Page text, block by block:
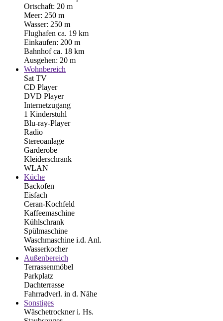
Ortschaft: 20 m
Meer: 250 m
Wasser: 250 m
Flughafen ca. 19 km
Einkaufen: 200 m
Bahnhof ca. 18 km
Ausgehen: 20 m
Wohnbereich
Sat TV
CD Player
DVD Player
Internetzugang
1 Kinderstuhl
Blu-ray-Player
Radio
Stereoanlage
Garderobe
Kleiderschrank
WLAN
Küche
Backofen
Eisfach
Ceran-Kochfeld
Kaffeemaschine
Kühlschrank
Spülmaschine
Waschmaschine i.d. Anl.
Wasserkocher
Außenbereich
Terrassenmöbel
Parkplatz
Dachterrasse
Fahrradverl. in d. Nähe
Sonstiges
Wäschetrockner i. Hs.